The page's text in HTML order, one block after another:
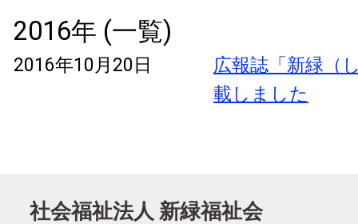
2016年 (一覧)
2016年10月20日
広報誌「新緑（
載しました
社会福祉法人 新緑福祉会